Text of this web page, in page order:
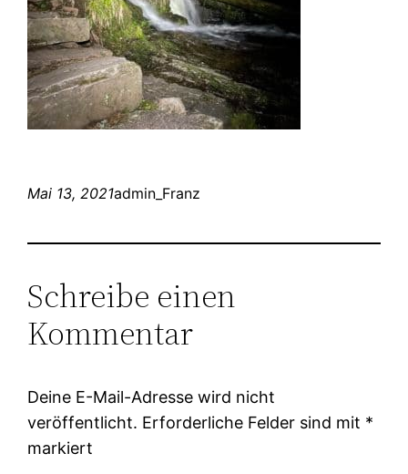
Mai 13, 2021admin_Franz
Schreibe einen
Kommentar
Deine E-Mail-Adresse wird nicht
veröffentlicht. Erforderliche Felder sind mit *
markiert